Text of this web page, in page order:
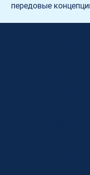
передовые